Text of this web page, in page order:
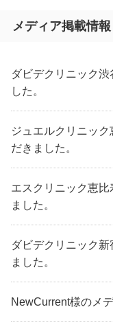
メディア掲載情報
ダビデクリニック
した。
ジュエルクリニッ
だきました。
エスクリニック恵
ました。
ダビデクリニック
ました。
NewCurrent様のメ